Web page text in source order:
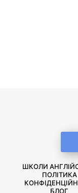
ШКОЛИ
ПОЛІТИКА
БЛОГ